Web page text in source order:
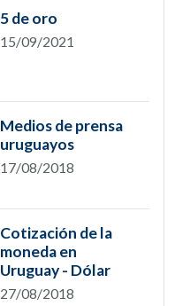
5 de oro
15/09/2021
Medios de prensa
uruguayos
17/08/2018
Cotización de la
moneda en
Uruguay - Dólar
27/08/2018